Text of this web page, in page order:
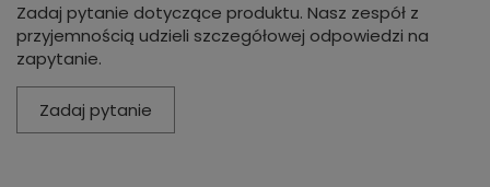
Zadaj pytanie dotyczące produktu. Nasz zespół z
przyjemnością udzieli szczegółowej odpowiedzi na
zapytanie.
Zadaj pytanie